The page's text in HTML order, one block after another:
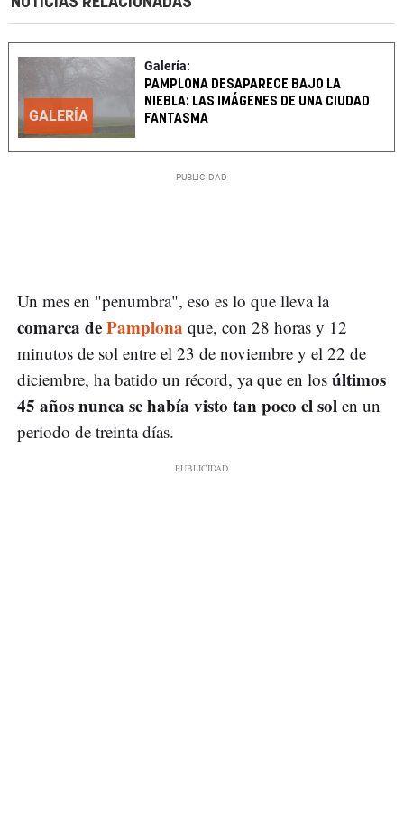
GALERÍA
Galería:
PAMPLONA DESAPARECE BAJO LA
NIEBLA: LAS IMÁGENES DE UNA CIUDAD
FANTASMA
Un mes en "penumbra", eso es lo que lleva la
comarca dePamplona que, con 28 horas y 12
minutos de sol entre el 23 de noviembre y el 22 de
diciembre, ha batido un récord, ya que en los últimos
45 años nunca se había visto tan poco el sol en un
periodo de treinta días.